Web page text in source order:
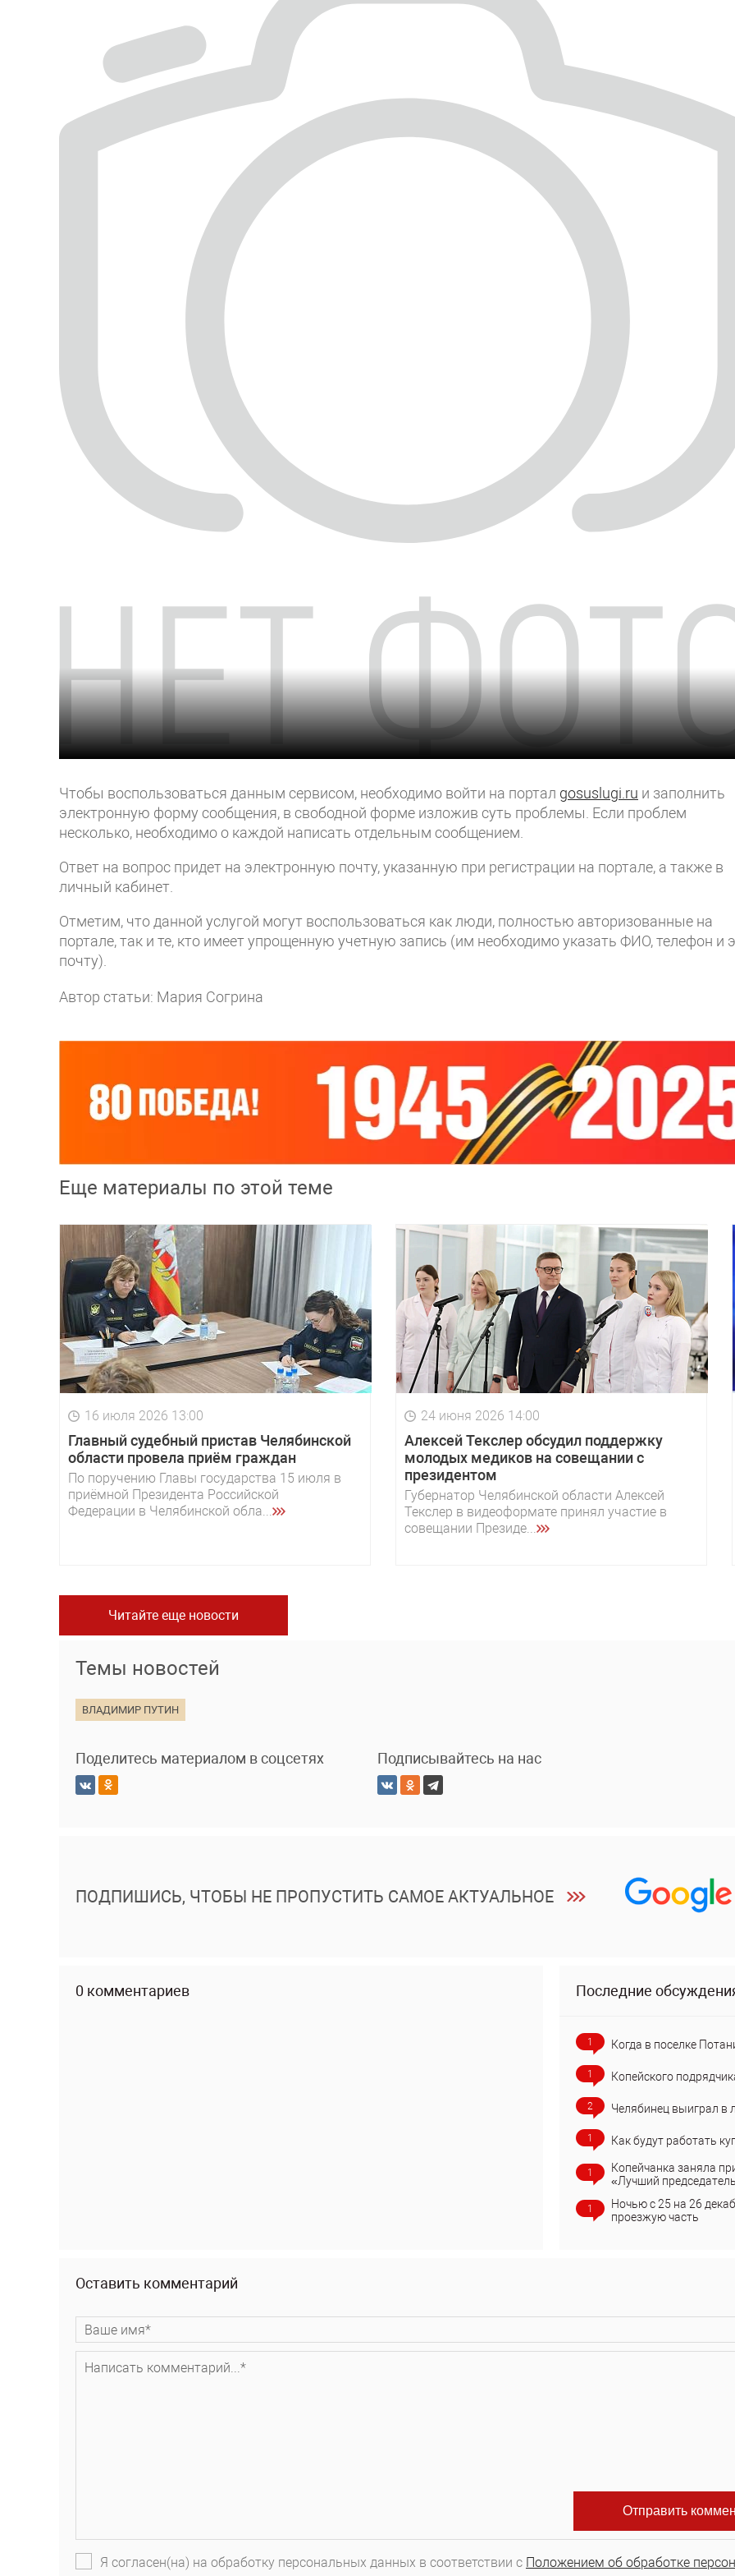
Чтобы воспользоваться данным сервисом, необходимо войти на портал gosuslugi.ru и заполнить
электронную форму сообщения, в свободной форме изложив суть проблемы. Если проблем
несколько, необходимо о каждой написать отдельным сообщением.
Ответ на вопрос придет на электронную почту, указанную при регистрации на портале, а также в
личный кабинет.
Отметим, что данной услугой могут воспользоваться как люди, полностью авторизованные на
портале, так и те, кто имеет упрощенную учетную запись (им необходимо указать ФИО, телефон и
почту).
Автор статьи: Мария Согрина
Еще материалы по этой теме
16 июля 2026 13:00
Главный судебный пристав Челябинской
области провела приём граждан
По поручению Главы государства 15 июля в
приёмной Президента Российской
Федерации в Челябинской обла...
24 июня 2026 14:00
Алексей Текслер обсудил поддержку
молодых медиков на совещании с
президентом
Губернатор Челябинской области Алексей
Текслер в видеоформате принял участие в
совещании Президе...
Читайте еще новости
Темы новостей
ВЛАДИМИР ПУТИН
Поделитесь материалом в соцсетях Подписывайтесь на нас
ПОДПИШИСЬ, ЧТОБЫ НЕ ПРОПУСТИТЬ САМОЕ АКТУАЛЬНОЕ
0 комментариев Последние
1 Когда в поселке
1 Копейского
2 Челябинец выиграл в
1 Как будут работать
1
Копейчанка заняла
«Лучший
1
Ночью с 25 на 26
проезжую часть
Оставить комментарий
Я согласен(на) на обработку персональных данных в соответствии с Положением об обработке